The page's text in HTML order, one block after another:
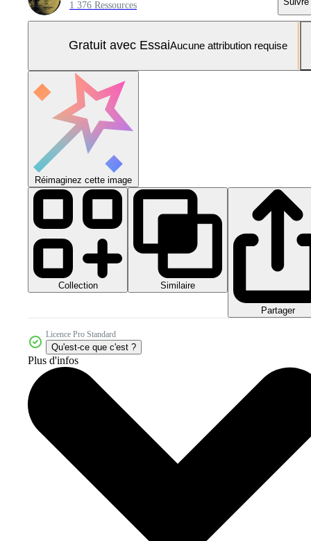
1 376 Ressources
Gratuit avec EssaiAucune attribution requise
Réimaginez cette image
Collection Similaire
Partager
Licence Pro Standard
Qu'est-ce que c'est ?
Plus d'infos